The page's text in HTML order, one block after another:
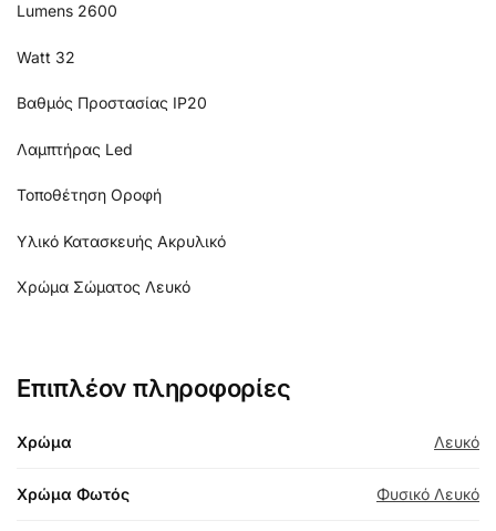
Lumens 2600
Watt 32
Βαθμός Προστασίας IP20
Λαμπτήρας Led
Τοποθέτηση Οροφή
Υλικό Κατασκευής Ακρυλικό
Χρώμα Σώματος Λευκό
Επιπλέον πληροφορίες
Χρώμα Λευκό
Χρώμα Φωτός Φυσικό Λευκό